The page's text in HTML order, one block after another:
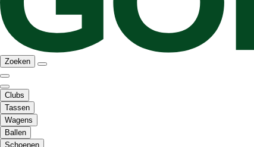
Zoeken
Clubs
Tassen
Wagens
Ballen
Schoenen